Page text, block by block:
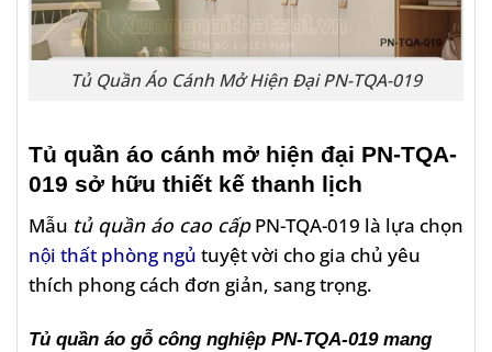
Tủ Quần Áo Cánh Mở Hiện Đại PN-TQA-019
Tủ quần áo cánh mở hiện đại PN-TQA-
019 sở hữu thiết kế thanh lịch
Mẫu tủ quần áo cao cấpPN-TQA-019 là lựa chọn
nội thất phòng ngủ tuyệt vời cho gia chủ yêu
thích phong cách đơn giản, sang trọng.
Tủ quần áo gỗ công nghiệp PN-TQA-019 mang